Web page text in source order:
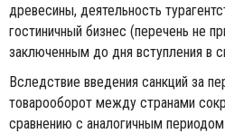
древесины, деятельность
гостиничный бизнес (перечень не
заключенным до дня вступления в
Вследствие введения санкций за
товарооборот между странами
сравнению с аналогичным